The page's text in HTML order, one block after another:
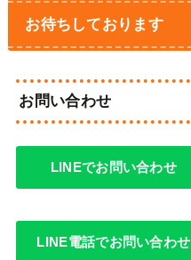
お待ちしております
お問い合わせ
LINEでお問い合わせ
LINE電話でお問い合わせ